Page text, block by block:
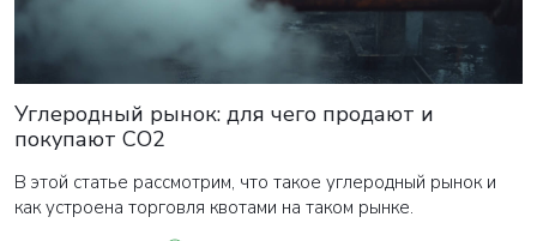
Углеродный рынок: для чего продают и
покупают СО2
В этой статье рассмотрим, что такое углеродный рынок и
как устроена торговля квотами на таком рынке.